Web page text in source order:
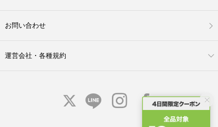
お問い合わせ
運営会社・各種規約